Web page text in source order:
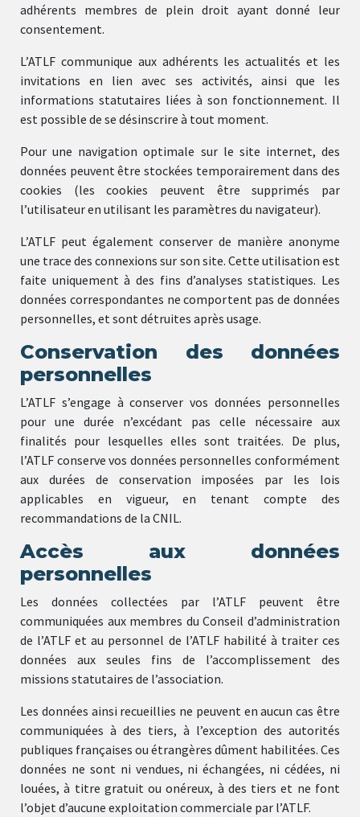
adhérents membres de plein droit ayant donné leur
consentement.
L’ATLF communique aux adhérents les actualités et les
invitations en lien avec ses activités, ainsi que les
informations statutaires liées à son fonctionnement. Il
est possible de se désinscrire à tout moment.
Pour une navigation optimale sur le site internet, des
données peuvent être stockées temporairement dans des
cookies (les cookies peuvent être supprimés par
l’utilisateur en utilisant les paramètres du navigateur).
L’ATLF peut également conserver de manière anonyme
une trace des connexions sur son site. Cette utilisation est
faite uniquement à des fins d’analyses statistiques. Les
données correspondantes ne comportent pas de données
personnelles, et sont détruites après usage.
Conservation des données
personnelles
L’ATLF s’engage à conserver vos données personnelles
pour une durée n’excédant pas celle nécessaire aux
finalités pour lesquelles elles sont traitées. De plus,
l’ATLF conserve vos données personnelles conformément
aux durées de conservation imposées par les lois
applicables en vigueur, en tenant compte des
recommandations de la CNIL.
Accès aux données
personnelles
Les données collectées par l’ATLF peuvent être
communiquées aux membres du Conseil d’administration
de l’ATLF et au personnel de l’ATLF habilité à traiter ces
données aux seules fins de l’accomplissement des
missions statutaires de l’association.
Les données ainsi recueillies ne peuvent en aucun cas être
communiquées à des tiers, à l’exception des autorités
publiques françaises ou étrangères dûment habilitées. Ces
données ne sont ni vendues, ni échangées, ni cédées, ni
louées, à titre gratuit ou onéreux, à des tiers et ne font
l’objet d’aucune exploitation commerciale par l’ATLF.